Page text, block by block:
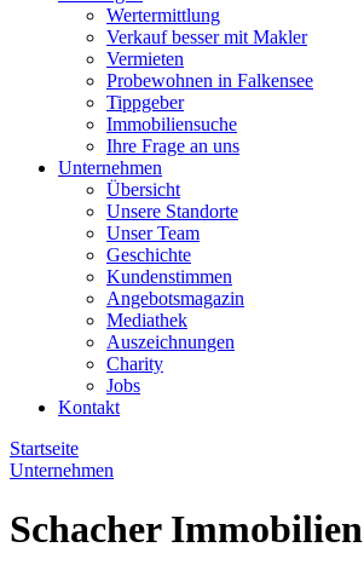
Wertermittlung
Verkauf besser mit Makler
Vermieten
Probewohnen in Falkensee
Tippgeber
Immobiliensuche
Ihre Frage an uns
Unternehmen
Übersicht
Unsere Standorte
Unser Team
Geschichte
Kundenstimmen
Angebotsmagazin
Mediathek
Auszeichnungen
Charity
Jobs
Kontakt
Startseite
Unternehmen
Schacher Immobilien